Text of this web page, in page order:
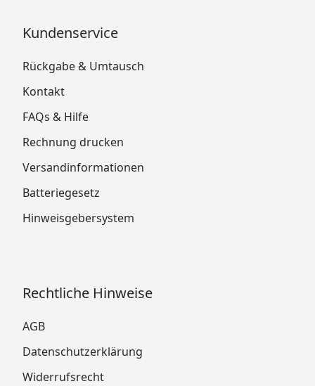
Kundenservice
Rückgabe & Umtausch
Kontakt
FAQs & Hilfe
Rechnung drucken
Versandinformationen
Batteriegesetz
Hinweisgebersystem
Rechtliche Hinweise
AGB
Datenschutzerklärung
Widerrufsrecht